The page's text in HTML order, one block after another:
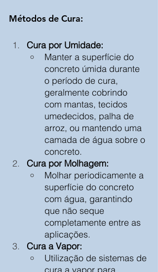
Métodos de Cura:
Cura por Umidade:
Manter a superfície do
concreto úmida durante
o período de cura,
geralmente cobrindo
com mantas, tecidos
umedecidos, palha de
arroz, ou mantendo uma
camada de água sobre o
concreto.
Cura por Molhagem:
Molhar periodicamente a
superfície do concreto
com água, garantindo
que não seque
completamente entre as
aplicações.
Cura a Vapor:
Utilização de sistemas de